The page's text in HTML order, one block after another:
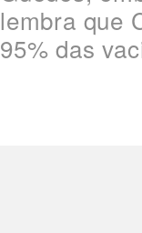
lembra que
95% das